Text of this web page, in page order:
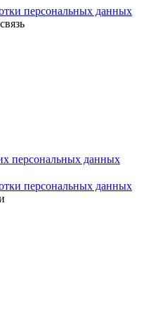
персональных данных
персональных данных
персональных данных